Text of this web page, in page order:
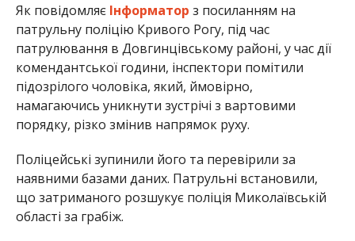
Як повідомляє Інформатор з посиланням на
патрульну поліцію Кривого Рогу, під час
патрулювання в Довгинцівському районі, у час дії
комендантської години, інспектори помітили
підозрілого чоловіка, який, ймовірно,
намагаючись уникнути зустрічі з вартовими
порядку, різко змінив напрямок руху.
Поліцейські зупинили його та перевірили за
наявними базами даних. Патрульні встановили,
що затриманого розшукує поліція Миколаївській
області за грабіж.